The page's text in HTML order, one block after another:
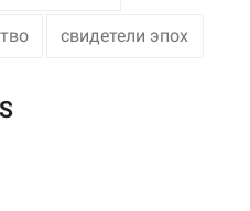
свидетели эпох